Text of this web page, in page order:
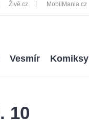
Živě.cz MobilMania.cz
Vesmír Komiksy
10